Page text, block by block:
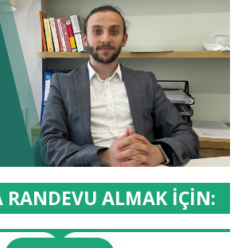
RANDEVU ALMAK İÇİN: